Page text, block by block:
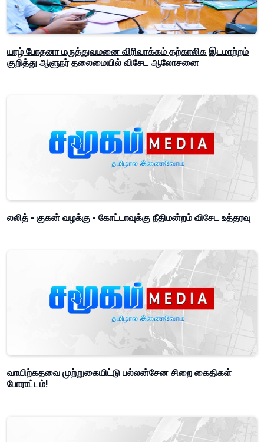
யாழ் போதனா மருத்துவமனை விரிவாக்கம் தற்காலிக இடமாற்றம்
குறித்து ஆளுநர் தலைமையில் விசேட ஆலோசனை
லலித் - குகன் வழக்கு - கோட்டாவுக்கு நீதிமன்றம் விசேட உத்தரவு
வாயிற்கதவை முற்றுகையிட்டு பல்லன்சேன சிறை கைதிகள்
போராட்டம்!